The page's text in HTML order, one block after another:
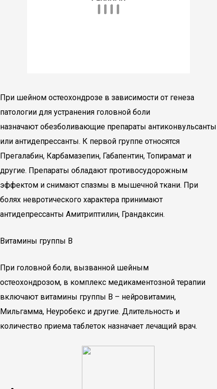
При шейном остеохондрозе в зависимости от генеза
патологии для устранения головной боли
назначают обезболивающие препараты антиконвульсанты
или антидепрессанты. К первой группе относятся
Прегалабин, Карбамазепин, Габапентин, Топирамат и
другие. Препараты обладают противосудорожным
эффектом и снимают спазмы в мышечной ткани. При
болях невротического характера принимают
антидепрессанты Амитриптилин, Грандаксин.
Витамины группы В
При головной боли, вызванной шейным
остеохондрозом, в комплекс медикаментозной терапии
включают витамины группы В – нейровитамин,
Мильгамма, Неуробекс и другие. Длительность и
количество приема таблеток назначает лечащий врач.